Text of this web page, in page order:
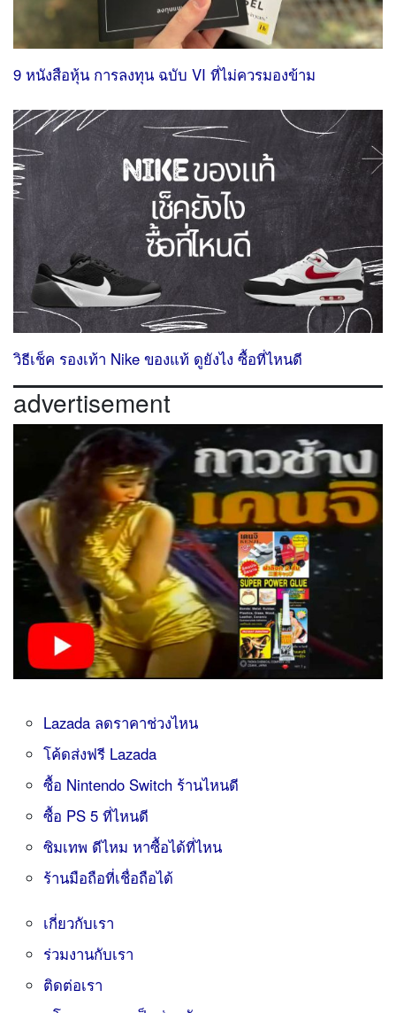
9 หนังสือหุ้น การลงทุน ฉบับ VI ที่ไม่ควรมองข้าม
วิธีเช็ค รองเท้า Nike ของแท้ ดูยังไง ซื้อที่ไหนดี
advertisement
Lazada ลดราคาช่วงไหน
โค้ดส่งฟรี Lazada
ซื้อ Nintendo Switch ร้านไหนดี
ซื้อ PS 5 ที่ไหนดี
ซิมเทพ ดีไหม หาซื้อได้ที่ไหน
ร้านมือถือที่เชื่อถือได้
เกี่ยวกับเรา
ร่วมงานกับเรา
ติดต่อเรา